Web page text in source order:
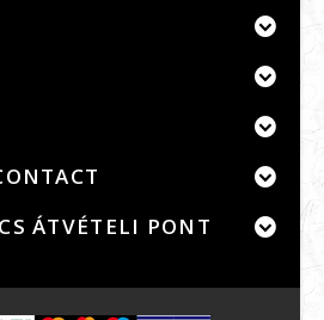
ÁTVÉTELI PONT